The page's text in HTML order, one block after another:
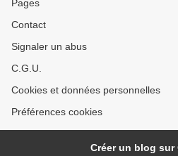
Pages
Contact
Signaler un abus
C.G.U.
Cookies et données personnelles
Préférences cookies
Créer un blog sur